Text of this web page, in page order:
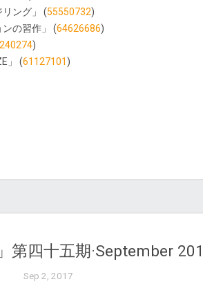
ング」 (55550732)
の習作」 (64626686)
)
」 (61127101 )
第四十五期·September
Sep 2, 2017